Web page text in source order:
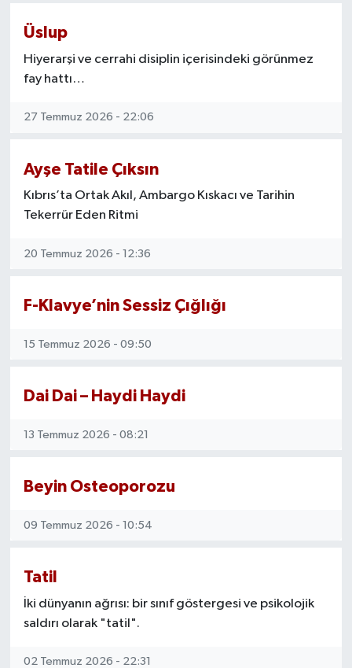
Üslup
Hiyerarşi ve cerrahi disiplin içerisindeki görünmez
fay hattı…
27 Temmuz 2026 - 22:06
Ayşe Tatile Çıksın
Kıbrıs’ta Ortak Akıl, Ambargo Kıskacı ve Tarihin
Tekerrür Eden Ritmi
20 Temmuz 2026 - 12:36
F-Klavye’nin Sessiz Çığlığı
15 Temmuz 2026 - 09:50
Dai Dai – Haydi Haydi
13 Temmuz 2026 - 08:21
Beyin Osteoporozu
09 Temmuz 2026 - 10:54
Tatil
İki dünyanın ağrısı: bir sınıf göstergesi ve psikolojik
saldırı olarak "tatil".
02 Temmuz 2026 - 22:31